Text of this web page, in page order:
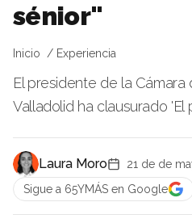
sénior"
Inicio Experiencia
El presidente de la
Valladolid ha clausurado
Laura Moro
21 de de
Sigue a 65YMÁS en Google